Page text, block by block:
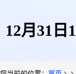
12月31日